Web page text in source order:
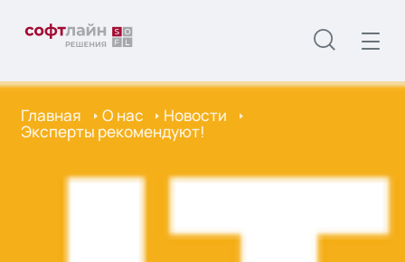
Главная О нас Новости
Эксперты рекомендуют!